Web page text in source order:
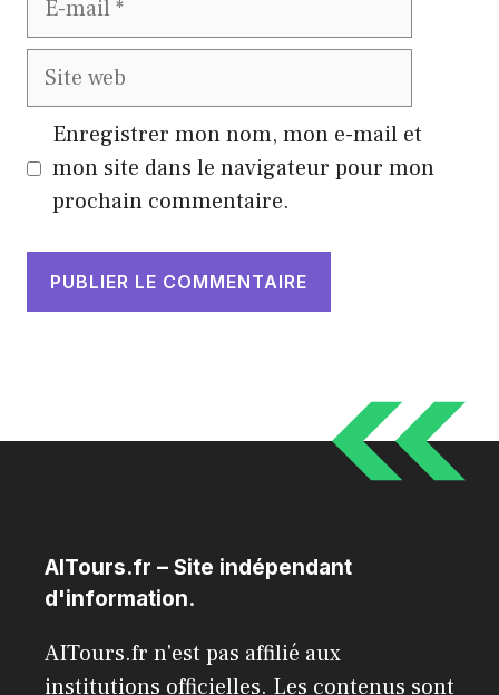
Site
Enregistrer mon nom, mon e-mail et
mon site dans le navigateur pour mon
prochain commentaire.
AITours.fr – Site indépendant
d'information.
AITours.fr n'est pas affilié aux
institutions officielles. Les contenus sont